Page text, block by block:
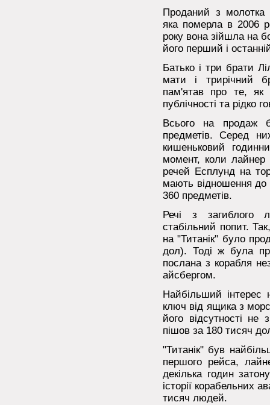
Проданий з молотка
яка померла в 2006
року вона зійшла на
його перший і
Батько і три брати
мати і трирічний
пам'ятав про те, як
публічності та рідко
Всього на продаж
предметів. Серед
кишеньковий
момент, коли лайнер
речей Есплунд на
мають відношення до
360 предметів.
Речі з загиблого
стабільний попит.
на "Титанік" було
дол). Тоді ж була
послана з корабля
айсбергом.
Найбільший інтерес
ключ від ящика з
його відсутності не
пішов за 180 тисяч
"Титанік" був
першого рейса,
декілька годин
історії корабельних
тисяч людей.